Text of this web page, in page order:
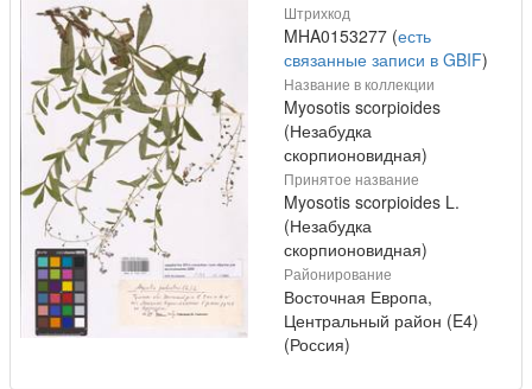
Штрихкод
MHA0153277 (есть
связанные записи в GBIF)
Название в коллекции
Myosotis scorpioides
(Незабудка
скорпионовидная)
Принятое название
Myosotis scorpioides L.
(Незабудка
скорпионовидная)
Районирование
Восточная Европа,
Центральный район (E4)
(Россия)